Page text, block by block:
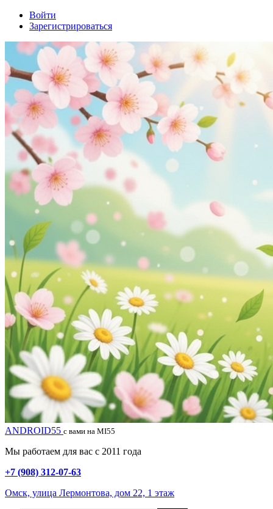
Войти
Зарегистрироваться
ANDROID55 с вами на MI55
Мы работаем для вас с 2011 года
+7 (908) 312-07-63
Омск, улица Лермонтова, дом 22, 1 этаж